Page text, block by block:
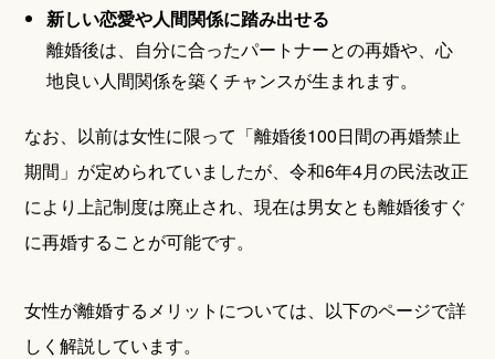
新しい恋愛や人間関係に踏み出せる
離婚後は、自分に合ったパートナーとの再婚や、心
地良い人間関係を築くチャンスが生まれます。
なお、以前は女性に限って「離婚後100日間の再婚禁止
期間」が定められていましたが、令和6年4月の民法改正
により上記制度は廃止され、現在は男女とも離婚後すぐ
に再婚することが可能です。
女性が離婚するメリットについては、以下のページで詳
しく解説しています。